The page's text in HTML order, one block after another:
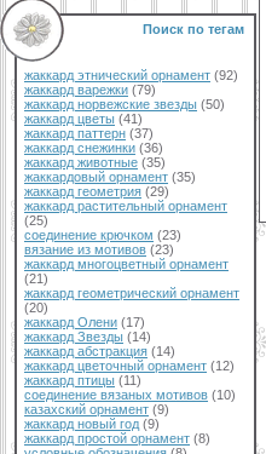
Поиск по тегам
жаккард этнический орнамент (92)
жаккард варежки (79)
жаккард норвежские звезды (50)
жаккард цветы (41)
жаккард паттерн (37)
жаккард снежинки (36)
жаккард животные (35)
жаккардовый орнамент (35)
жаккард геометрия (29)
жаккард растительный орнамент
(25)
соединение крючком (23)
вязание из мотивов (23)
жаккард многоцветный орнамент
(21)
жаккард геометрический орнамент
(20)
жаккард Олени (17)
жаккард Звезды (14)
жаккард абстракция (14)
жаккард цветочный орнамент (12)
жаккард птицы (11)
соединение вязаных мотивов (10)
казахский орнамент (9)
жаккард новый год (9)
жаккард простой орнамент (8)